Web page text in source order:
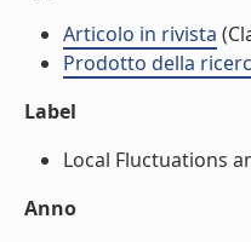
Articolo in rivista
Prodotto della
Label
Local Fluctuations
Anno